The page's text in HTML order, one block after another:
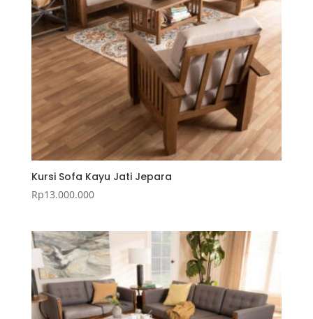
Kursi Sofa Kayu Jati Jepara
Rp13.000.000